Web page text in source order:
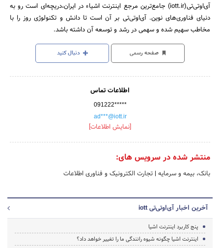
آی‌اوتی‌تی(iott.ir) جامع‌ترین مرجع اینترنت اشیاء در ایران،دریچه‌ای است رو به
دنیای فناوری‌های نوین. آی‌اوتی‌تی بر آن است تا دانش و تکنولوژی روز را با
مخاطب سهیم شده و سهمی در رشد و توسعه آن داشته باشد.
صفحه رسمی دنبال کنید
اطلاعات تماس
091222*****
ad***@iott.ir
[نمایش اطلاعات]
منتشر شده در سرویس های:
بانک، بیمه و سرمایه | تجارت الکترونیک و فناوری اطلاعات
آخرین اخبار آی‌اوتی‌تی iott
پنج کاربرد اینترنت اشیا
اینترنت اشیا چگونه شیوه رانندگی ما را تغییر خواهد داد؟